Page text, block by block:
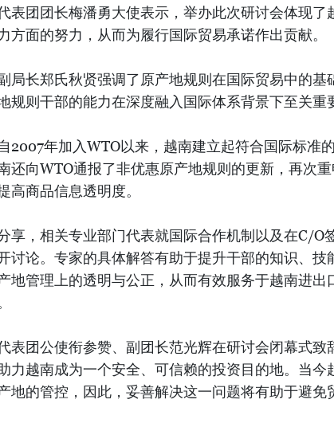
表团团长梅潘勇大使表示，举办此次研讨会体现了
方面的努力，从而为履行国际贸易承诺作出贡献。
局长郑氏秋贤强调了原产地规则在国际贸易中的基
规则干部的能力在深度融入国际体系背景下至关重
2007年加入WTO以来，越南建立起符合国际标准
还向WTO通报了非优惠原产地规则的更新，再次
高商品信息透明度。
享，相关专业部门代表就国际合作机制以及在C/O
讨论。专家的具体解答有助于提升干部的知识、技
地管理上的透明与公正，从而有效服务于越南进出
表团公使衔参赞、副团长范光辉在研讨会闭幕式致
力越南成为一个安全、可信赖的投资目的地。当今
地的管控，因此，妥善解决这一问题将有助于避免